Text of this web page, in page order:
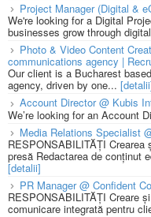
Project Manager (Digital &
We're looking for a Digital
businesses grow through
Photo & Video Content
communications agency |
Our client is a Bucharest
agency, driven by one...
Account Director @ Kubis
We’re looking for an Account
Media Relations Specialist
RESPONSABILITĂȚI Crearea
presă Redactarea de conținut
[detalii]
PR Manager @ Confident
RESPONSABILITĂȚI Creare
comunicare integrată pentru